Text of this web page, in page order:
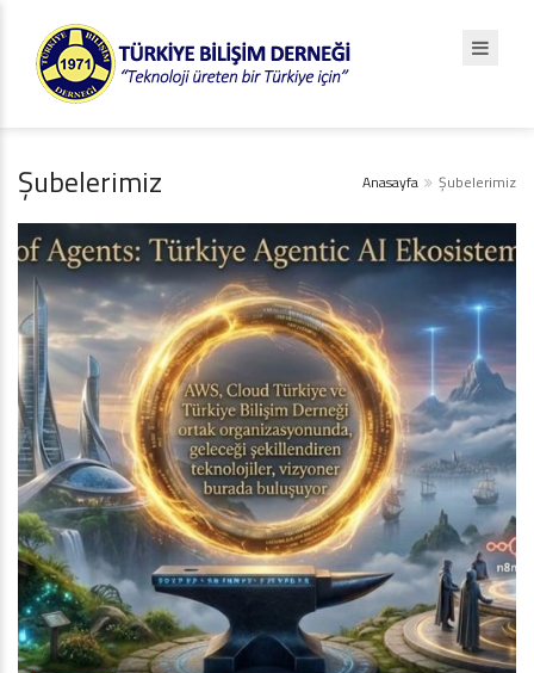
Şubelerimiz Anasayfa Şubelerimiz